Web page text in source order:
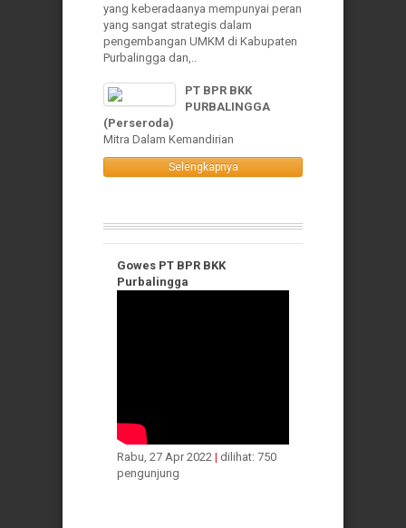
yang keberadaanya mempunyai peran
yang sangat strategis dalam
pengembangan UMKM di Kabupaten
Purbalingga dan,..
PT BPR BKK
PURBALINGGA
(Perseroda)
Mitra Dalam Kemandirian
Selengkapnya
Gowes PT BPR BKK
Purbalingga
Rabu, 27 Apr 2022 | dilihat: 750
pengunjung